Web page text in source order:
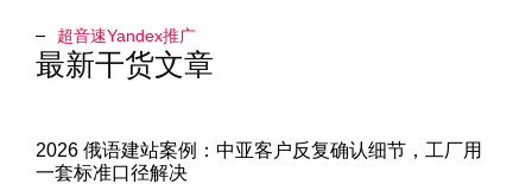
超音速Yandex推广​
最新干货文章
2026 俄语建站案例：中亚客户反复确认细节，工厂用
一套标准口径解决